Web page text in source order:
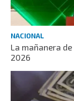
NACIONAL
La mañanera
2026